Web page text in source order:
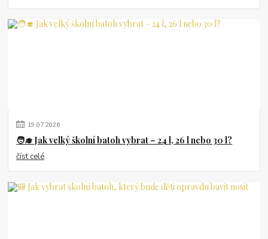
19.07.2026
🧑‍🎓 Jak velký školní batoh vybrat – 24 l, 26 l nebo 30 l?
číst celé